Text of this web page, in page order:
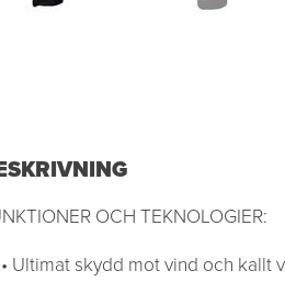
OCH TEKNOLOGIER:
• Ultimat skydd mot vind och kallt